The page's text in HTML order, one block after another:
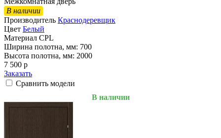
В наличии
Производитель Краснодеревщик
Цвет Белый
Материал CPL
Ширина полотна, мм: 700
Высота полотна, мм: 2000
7 500 p
Заказать
Сравнить модели
В наличии